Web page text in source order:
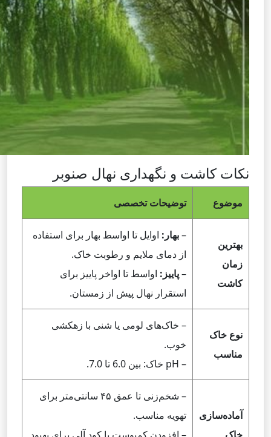
نکات کاشت و نگهداری نهال صنوبر
موضوع توضیحات تخصصی
بهترین
زمان
کاشت
–بهار: اوایل تا اواسط بهار برای استفاده
از دمای ملایم و رطوبت خاک.
–پاییز: اواسط تا اواخر پاییز برای
استقرار نهال پیش از زمستان.
نوع خاک
مناسب
– خاک‌های لومی یا شنی با زهکشی
خوب.
– pH خاک: بین 6.0 تا 7.0.
آماده‌سازی
– شخم‌زنی تا عمق ۴۵ سانتی‌متر برای
تهویه مناسب.